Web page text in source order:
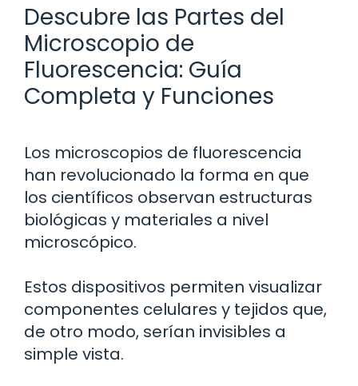
Descubre las Partes del
Microscopio de
Fluorescencia: Guía
Completa y Funciones
Los microscopios de fluorescencia
han revolucionado la forma en que
los científicos observan estructuras
biológicas y materiales a nivel
microscópico.
Estos dispositivos permiten visualizar
componentes celulares y tejidos que,
de otro modo, serían invisibles a
simple vista.